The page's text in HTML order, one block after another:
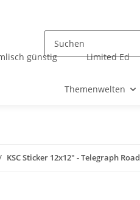
günstig Limited Ed
Themenwelten
KSC Sticker 12x12" - Telegraph Road